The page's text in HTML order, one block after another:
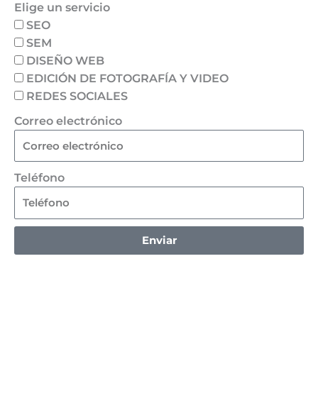
Elige un servicio
SEO
SEM
DISEÑO WEB
EDICIÓN DE FOTOGRAFÍA Y VIDEO
REDES SOCIALES
Correo electrónico
Teléfono
Enviar